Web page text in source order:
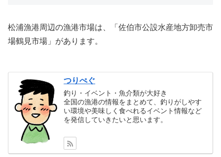
松浦漁港周辺の漁港市場は、「佐伯市公設水産地方卸売市
場鶴見市場」があります。
つりぺぐ
釣り・イベント・魚介類が大好き
全国の漁港の情報をまとめて、釣りがしやす
い環境や美味しく食べれるイベント情報など
を発信していきたいと思います。